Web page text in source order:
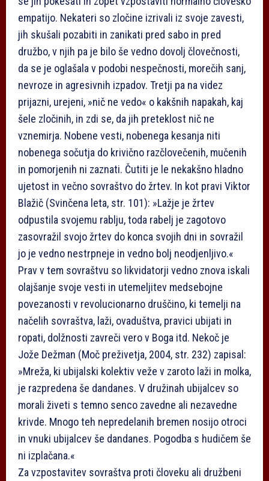
empatijo. Nekateri so zločine izrivali iz svoje zavesti,
jih skušali pozabiti in zanikati pred sabo in pred
družbo, v njih pa je bilo še vedno dovolj človečnosti,
da se je oglašala v podobi nespečnosti, morečih sanj,
nevroze in agresivnih izpadov. Tretji pa na videz
prijazni, urejeni, »nič ne vedo« o kakšnih napakah, kaj
šele zločinih, in zdi se, da jih preteklost nič ne
vznemirja. Nobene vesti, nobenega kesanja niti
nobenega sočutja do krivično razčlovečenih, mučenih
in pomorjenih ni zaznati. Čutiti je le nekakšno hladno
ujetost in večno sovraštvo do žrtev. In kot pravi Viktor
Blažič (Svinčena leta, str. 101): »Lažje je žrtev
odpustila svojemu rablju, toda rabelj je zagotovo
zasovražil svojo žrtev do konca svojih dni in sovražil
jo je vedno nestrpneje in vedno bolj neodjenljivo.«
Prav v tem sovraštvu so likvidatorji vedno znova iskali
olajšanje svoje vesti in utemeljitev medsebojne
povezanosti v revolucionarno druščino, ki temelji na
načelih sovraštva, laži, ovaduštva, pravici ubijati in
ropati, dolžnosti zavreči vero v Boga itd. Nekoč je
Jože Dežman (Moč preživetja, 2004, str. 232) zapisal:
»Mreža, ki ubijalski kolektiv veže v zaroto laži in molka,
je razpredena še dandanes. V družinah ubijalcev so
morali živeti s temno senco zavedne ali nezavedne
krivde. Mnogo teh nepredelanih bremen nosijo otroci
in vnuki ubijalcev še dandanes. Pogodba s hudičem še
ni izplačana.«
Za vzpostavitev sovraštva proti človeku ali družbeni